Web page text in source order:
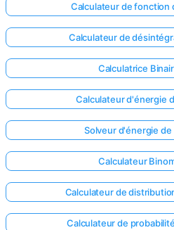
Calculateur de fonction
Calculateur de
Calculatrice
Calculateur d'énergie
Solveur d'énergie
Calculateur
Calculateur de
Calculateur de